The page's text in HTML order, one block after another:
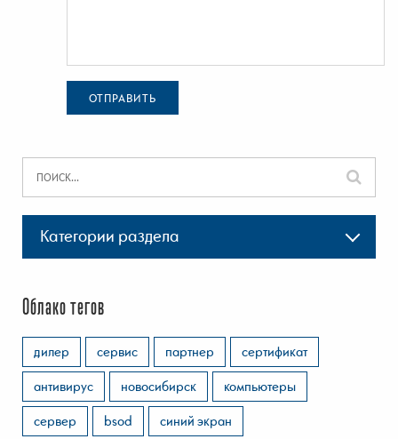
ОТПРАВИТЬ
Категории раздела
Облако тегов
дилер сервис партнер
сертификат
антивирус
новосибирск
компьютеры
сервер
bsod синий экран